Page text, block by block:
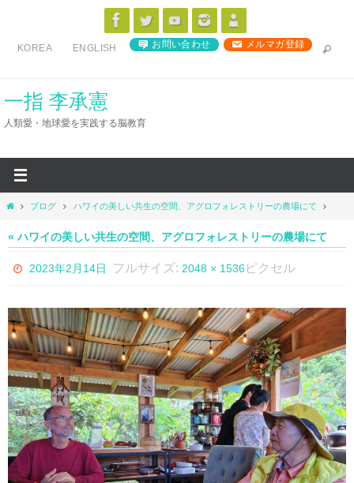
ス
KOREA ENGLISH お問い合わせ メルマガ登録
一指 李承憲
人類愛・地球愛を実践する脳教育
ホ
ム
ブログ ハワイの美しい共生の空間、アグロフォレストリーの農場にて
« ハワイの美しい共生の空間、アグロフォレストリーの農場にて
2023年2月14日 フルサイズ: 2048 × 1536 ピクセル